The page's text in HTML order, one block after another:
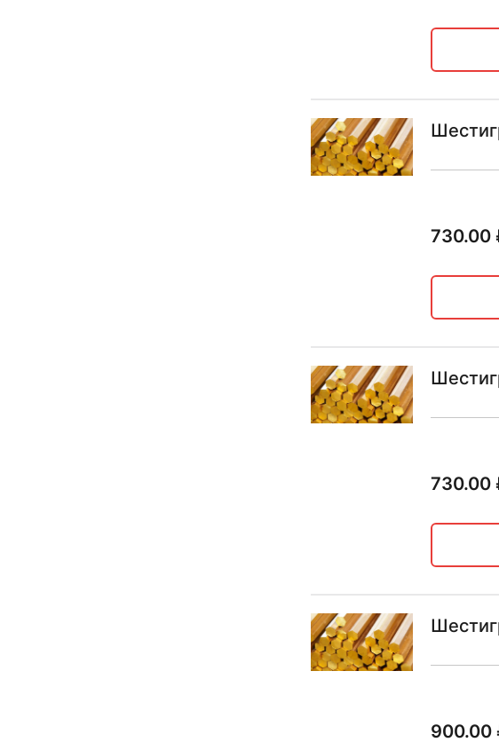
730.00
730.00
900.00